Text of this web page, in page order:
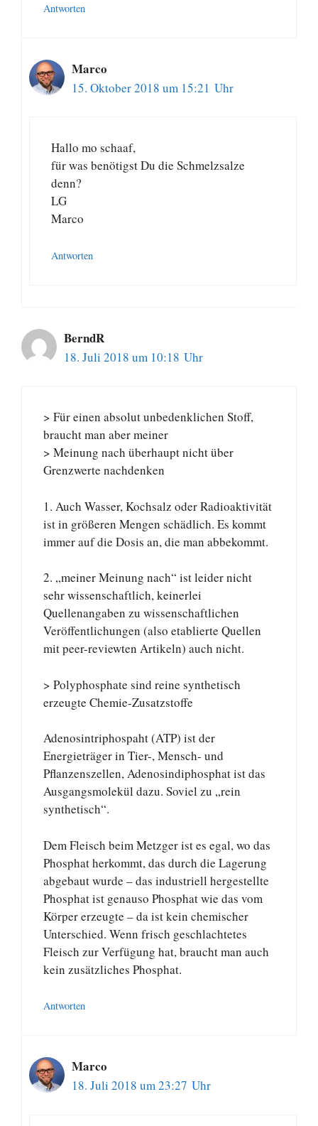
Antworten
Marco
15. Oktober 2018 um 15:21 Uhr
Hallo mo schaaf,
für was benötigst Du die Schmelzsalze
denn?
LG
Marco
Antworten
BerndR
18. Juli 2018 um 10:18 Uhr
> Für einen absolut unbedenklichen Stoff,
braucht man aber meiner
> Meinung nach überhaupt nicht über
Grenzwerte nachdenken
1. Auch Wasser, Kochsalz oder Radioaktivität
ist in größeren Mengen schädlich. Es kommt
immer auf die Dosis an, die man abbekommt.
2. „meiner Meinung nach“ ist leider nicht
sehr wissenschaftlich, keinerlei
Quellenangaben zu wissenschaftlichen
Veröffentlichungen (also etablierte Quellen
mit peer-reviewten Artikeln) auch nicht.
> Polyphosphate sind reine synthetisch
erzeugte Chemie-Zusatzstoffe
Adenosintriphospaht (ATP) ist der
Energieträger in Tier-, Mensch- und
Pflanzenszellen, Adenosindiphosphat ist das
Ausgangsmolekül dazu. Soviel zu „rein
synthetisch“.
Dem Fleisch beim Metzger ist es egal, wo das
Phosphat herkommt, das durch die Lagerung
abgebaut wurde – das industriell hergestellte
Phosphat ist genauso Phosphat wie das vom
Körper erzeugte – da ist kein chemischer
Unterschied. Wenn frisch geschlachtetes
Fleisch zur Verfügung hat, braucht man auch
kein zusätzliches Phosphat.
Antworten
Marco
18. Juli 2018 um 23:27 Uhr